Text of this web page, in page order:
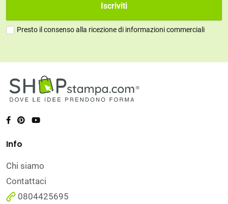
Iscriviti
Presto il consenso alla ricezione di informazioni commerciali
Info
Chi siamo
Contattaci
0804425695